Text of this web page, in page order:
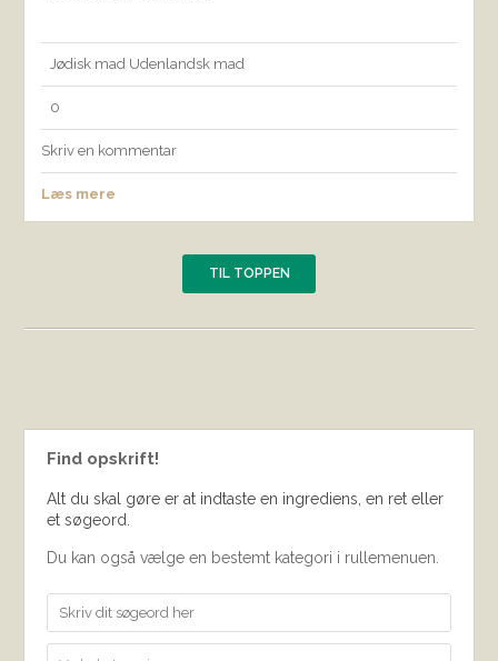
Jødisk mad Udenlandsk mad
0
Skriv en kommentar
Læs mere
TIL TOPPEN
Find opskrift!
Alt du skal gøre er at indtaste en ingrediens, en ret eller
et søgeord.
Du kan også vælge en bestemt kategori i rullemenuen.